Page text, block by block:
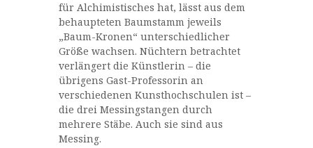
für Alchimistisches hat, lässt aus dem
behaupteten Baumstamm jeweils
„Baum-Kronen“ unterschiedlicher
Größe wachsen. Nüchtern betrachtet
verlängert die Künstlerin – die
übrigens Gast-Professorin an
verschiedenen Kunsthochschulen ist –
die drei Messingstangen durch
mehrere Stäbe. Auch sie sind aus
Messing.